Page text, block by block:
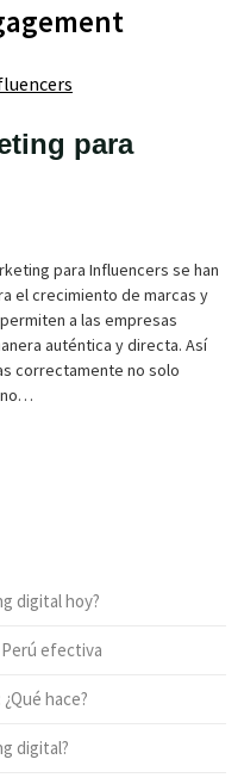
para
para Influencers se han
el crecimiento de marcas y
a las empresas
auténtica y directa. Así
correctamente no solo
digital hoy?
efectiva
hace?
digital?